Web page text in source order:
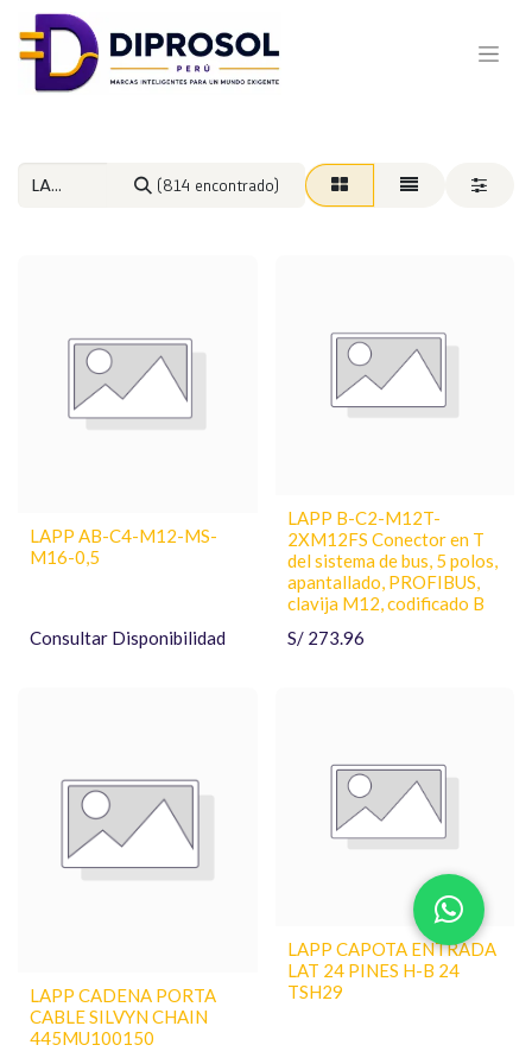
(814 encontrado)
LAPP AB-C4-M12-MS-
M16-0,5
Consultar Disponibilidad
LAPP B-C2-M12T-
2XM12FS Conector en T
del sistema de bus, 5 polos,
apantallado, PROFIBUS,
clavija M12, codificado B
S/ 273.96
LAPP CADENA PORTA
CABLE SILVYN CHAIN
445MU100150
LAPP CAPOTA ENTRADA
LAT 24 PINES H-B 24
TSH29